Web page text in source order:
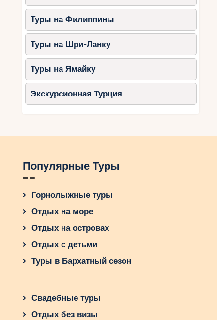
Туры на Филиппины
Туры на Шри-Ланку
Туры на Ямайку
Экскурсионная Турция
Популярные Туры
Горнолыжные туры
Отдых на море
Отдых на островах
Отдых с детьми
Туры в Бархатный сезон
Свадебные туры
Отдых без визы